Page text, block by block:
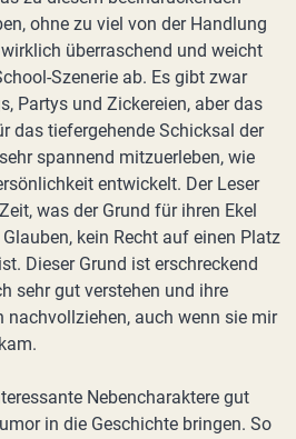
ohne zu viel von der Handlung
überraschend und weicht
Szenerie ab. Es gibt zwar
Partys und Zickereien, aber das
das tiefergehende Schicksal der
spannend mitzuerleben, wie
entwickelt. Der Leser
was der Grund für ihren Ekel
kein Recht auf einen Platz
Dieser Grund ist erschreckend
sehr gut verstehen und ihre
nachvollziehen, auch wenn sie mir
Nebencharaktere gut
in die Geschichte bringen. So